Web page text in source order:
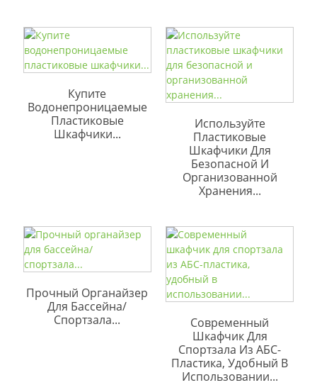
Купите
Водонепроницаемые
Пластиковые
Шкафчики...
Используйте
Пластиковые
Шкафчики Для
Безопасной И
Организованной
Хранения...
Прочный Органайзер
Для Бассейна/
Спортзала...
Современный
Шкафчик Для
Спортзала Из АБС-
Пластика, Удобный В
Использовании...